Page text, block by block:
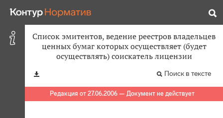
Список эмитентов, ведение реестров владельцев
ценных бумаг которых осуществляет (будет
осуществлять) соискатель лицензии
Поиск в тексте
Редакция от 27.06.2006 — Документ не действует